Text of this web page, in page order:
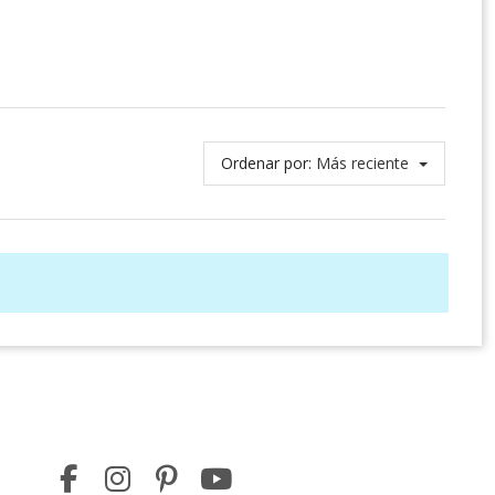
Ordenar por: Más reciente